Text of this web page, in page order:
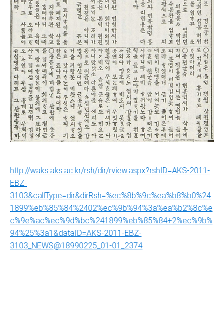
http://waks.aks.ac.kr/rsh/dir/rview.aspx?rshID=AKS-2011-
EBZ-
3103&callType=dir&dirRsh=%ec%8b%9c%ea%b8%b0%24
1899%eb%85%84%2402%ec%9b%94%3a%ea%b2%8c%e
c%9e%ac%ec%9d%bc%241899%eb%85%84+2%ec%9b%
94%25%3a1&dataID=AKS-2011-EBZ-
3103_NEWS@18990225_01-01_2374